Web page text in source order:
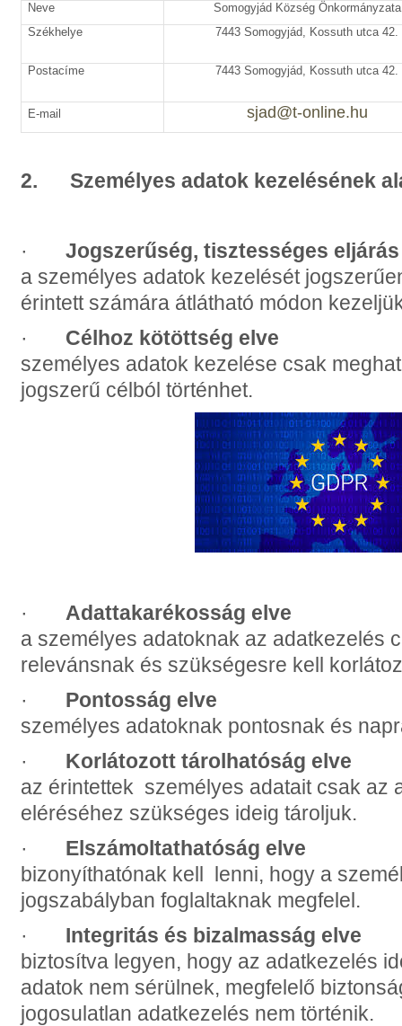
Neve
Somogyjád Község Önkormányzata
Székhelye
7443 Somogyjád, Kossuth utca 42.
Postacíme 7443 Somogyjád, Kossuth utca 42.
E-mail sjad@t-online.hu
2. Személyes adatok kezelésének
· Jogszerűség, tisztességes
a személyes adatok kezelését
érintett számára átlátható módon
· Célhoz kötöttség elve
személyes adatok kezelése csak
jogszerű célból történhet.
· Adattakarékosság elve
a személyes adatoknak az adatkezelés
relevánsnak és szükségesre kell
· Pontosság elve
személyes adatoknak pontosnak és
· Korlátozott tárolhatóság elve
az érintettek személyes adatait csak az
eléréséhez szükséges ideig tároljuk.
· Elszámoltathatóság elve
bizonyíthatónak kell lenni, hogy a
jogszabályban foglaltaknak megfelel.
· Integritás és bizalmasság elve
biztosítva legyen, hogy az adatkezelés
adatok nem sérülnek, megfelelő
jogosulatlan adatkezelés nem történik.